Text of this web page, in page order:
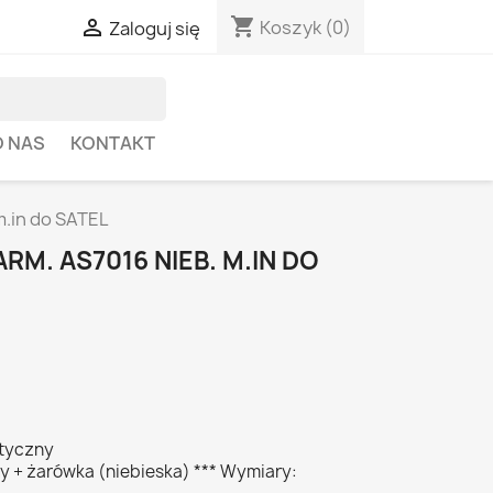
 Zaloguj się shopping_cart Koszyk (0)
NAS KONTAKT
do SATEL
AS7016 NIEB. M.IN DO
żarówka (niebieska) *** Wymiary: